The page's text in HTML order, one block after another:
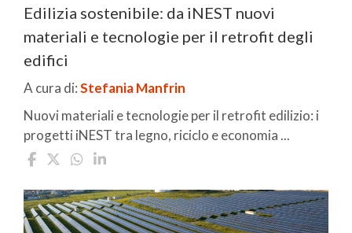
Edilizia sostenibile: da iNEST nuovi
materiali e tecnologie per il retrofit degli
edifici
A cura di:Stefania Manfrin
Nuovi materiali e tecnologie per il retrofit edilizio: i
progetti iNEST tra legno, riciclo e economia ...